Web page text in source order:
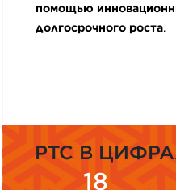
помощью
долгосрочного роста.
PTC В
18